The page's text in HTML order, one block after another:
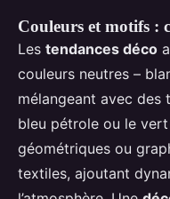
Couleurs et motifs :
Les tendances déco
couleurs neutres –
mélangeant avec des
bleu pétrole ou le
géométriques ou
textiles, ajoutant